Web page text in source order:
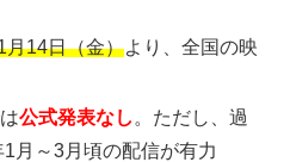
月14日（金）より、全国の映
公式発表なし 。ただし、過
月～3月頃の配信が有力